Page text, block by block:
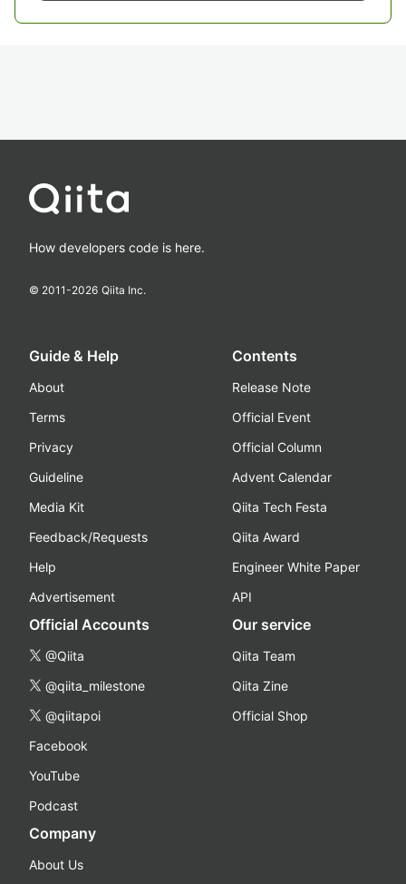
How developers code is here.
© 2011-2026 Qiita Inc.
Guide & Help
About
Terms
Privacy
Guideline
Media Kit
Feedback/Requests
Help
Advertisement
Contents
Release Note
Official Event
Official Column
Advent Calendar
Qiita Tech Festa
Qiita Award
Engineer White Paper
API
Official Accounts
@Qiita
@qiita_milestone
@qiitapoi
Facebook
YouTube
Podcast
Our service
Qiita Team
Qiita Zine
Official Shop
Company
About Us